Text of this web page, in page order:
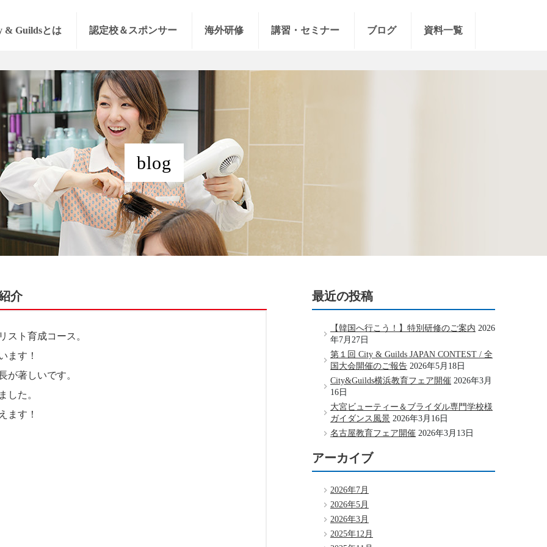
& Guildsとは 認定校＆スポンサー 海外研修 講習・セミナー ブログ 資料一覧
blog
介
スト育成コース。
ます！
が著しいです。
した。
ます！
最近の投稿
【韓国へ行こう！】特別研修のご案内 2026
年7月27日
第１回 City & Guilds JAPAN CONTEST / 全
国大会開催のご報告 2026年5月18日
City&Guilds横浜教育フェア開催 2026年3月
16日
大宮ビューティー＆ブライダル専門学校様
ガイダンス風景 2026年3月16日
名古屋教育フェア開催 2026年3月13日
アーカイブ
2026年7月
2026年5月
2026年3月
2025年12月